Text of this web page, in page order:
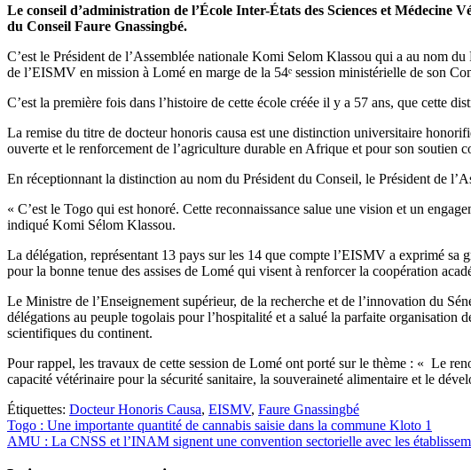
Le conseil d’administration de l’École Inter-États des Sciences et
du Conseil Faure Gnassingbé.
C’est le Président de l’Assemblée nationale Komi Selom Klassou qui a au nom
de l’EISMV en mission à Lomé en marge de la 54ᵉ session ministérielle de son
C’est la première fois dans l’histoire de cette école créée il y a 57 ans, que cette
La remise du titre de docteur honoris causa est une distinction universitaire
ouverte et le renforcement de l’agriculture durable en Afrique et pour son soutien
En réceptionnant la distinction au nom du Président du Conseil, le Président de
« C’est le Togo qui est honoré. Cette reconnaissance salue une vision et un
indiqué Komi Sélom Klassou.
La délégation, représentant 13 pays sur les 14 que compte l’EISMV a exprimé sa
pour la bonne tenue des assises de Lomé qui visent à renforcer la coopération
Le Ministre de l’Enseignement supérieur, de la recherche et de l’innovation du
délégations au peuple togolais pour l’hospitalité et a salué la parfaite organisation
scientifiques du continent.
Pour rappel, les travaux de cette session de Lomé ont porté sur le thème : « Le
capacité vétérinaire pour la sécurité sanitaire, la souveraineté alimentaire et le
Étiquettes: Docteur Honoris Causa, EISMV, Faure Gnassingbé
Navigation
de
Togo : Une importante quantité de cannabis saisie dans la commune Kloto 1
AMU : La CNSS et l’INAM signent une convention sectorielle avec les